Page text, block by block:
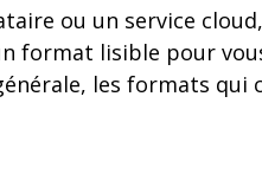
ou un service
format lisible pour
les formats